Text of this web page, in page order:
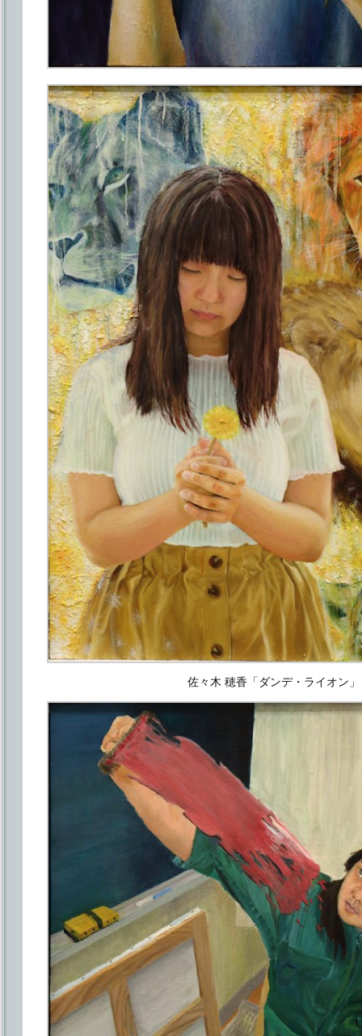
佐々木 穂香「ダンデ・ライオン」